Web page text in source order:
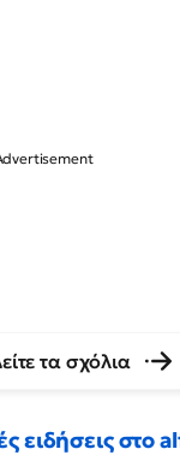
τα σχόλια
ειδήσεις στο